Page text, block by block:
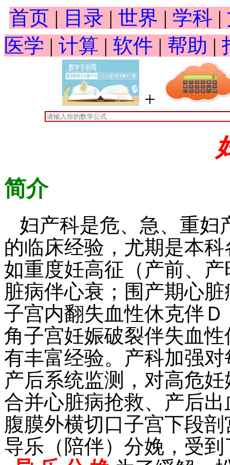
首页 | 目录 | 世界 | 学科 |
医学 | 计算 | 软件 | 帮助 |
+
简介
妇产科是危、急、重妇
的临床经验，尤期是本
如重度妊高征（产前、
脏病伴心衰；围产期心
子宫内翻失血性休克伴
角子宫妊娠破裂伴失血
有丰富经验。产科加强
产后系统监测，对高危
合并心脏病抢救、产后
腹膜外横切口子宫下段
导乐（陪伴）分娩，受